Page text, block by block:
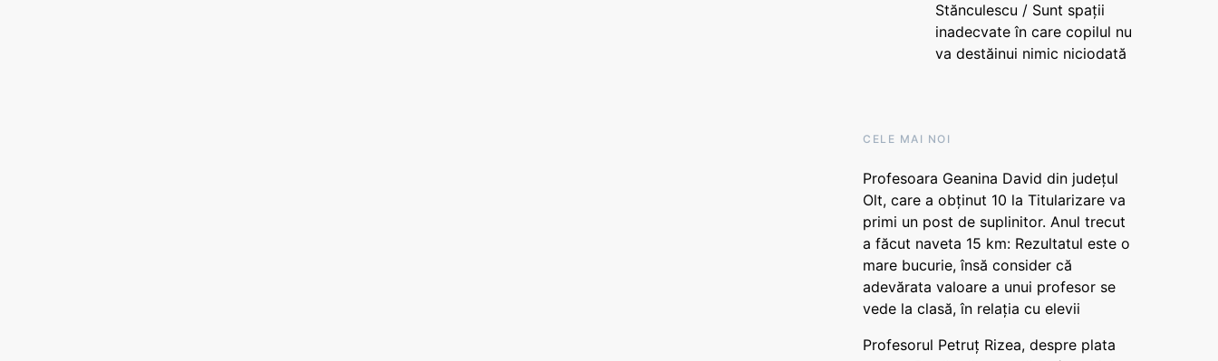
Stănculescu / Sunt spații
inadecvate în care copilul nu
va destăinui nimic niciodată
CELE MAI NOI
Profesoara Geanina David din județul
Olt, care a obținut 10 la Titularizare va
primi un post de suplinitor. Anul trecut
a făcut naveta 15 km: Rezultatul este o
mare bucurie, însă consider că
adevărata valoare a unui profesor se
vede la clasă, în relația cu elevii
Profesorul Petruț Rizea, despre plata